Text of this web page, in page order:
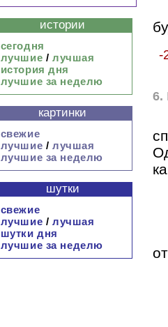
-
6.
истории
сегодня
лучшие / лучшая
история дня
лучшие за неделю
картинки
свежие
лучшие / лучшая
лучшие за неделю
шутки
свежие
лучшие / лучшая
шутки дня
лучшие за неделю